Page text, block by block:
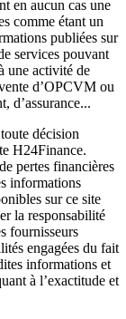
en aucun cas une
comme étant un
publiées sur
services pouvant
une activité de
d’OPCVM ou
d’assurance...
décision
H24Finance.
pertes financières
informations
sur ce site
la responsabilité
fournisseurs
engagées du fait
informations et
à l’exactitude et